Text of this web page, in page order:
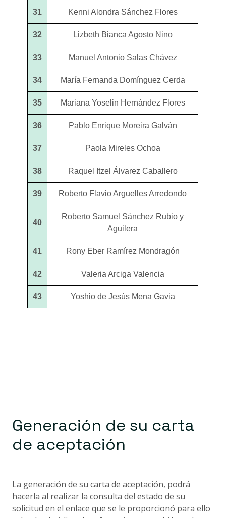
31 Kenni Alondra Sánchez Flores
32 Lizbeth Bianca Agosto Nino
33 Manuel Antonio Salas Chávez
34 María Fernanda Domínguez Cerda
35 Mariana Yoselin Hernández Flores
36 Pablo Enrique Moreira Galván
37 Paola Mireles Ochoa
38 Raquel Itzel Álvarez Caballero
39 Roberto Flavio Arguelles Arredondo
40
Roberto Samuel Sánchez Rubio y
Aguilera
41 Rony Eber Ramírez Mondragón
42 Valeria Arciga Valencia
43 Yoshio de Jesús Mena Gavia
Generación de su carta
de aceptación
La generación de su carta de aceptación, podrá
hacerla al realizar la consulta del estado de su
solicitud en el enlace que se le proporcionó para ello